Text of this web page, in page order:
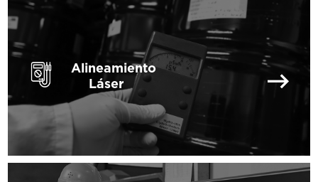
Alineamiento
Láser